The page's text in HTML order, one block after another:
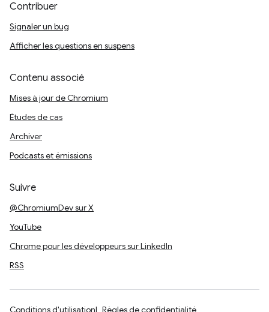
Contribuer
Signaler un bug
Afficher les questions en suspens
Contenu associé
Mises à jour de Chromium
Études de cas
Archiver
Podcasts et émissions
Suivre
@ChromiumDev sur X
YouTube
Chrome pour les développeurs sur LinkedIn
RSS
Conditions d'utilisation Règles de confidentialité